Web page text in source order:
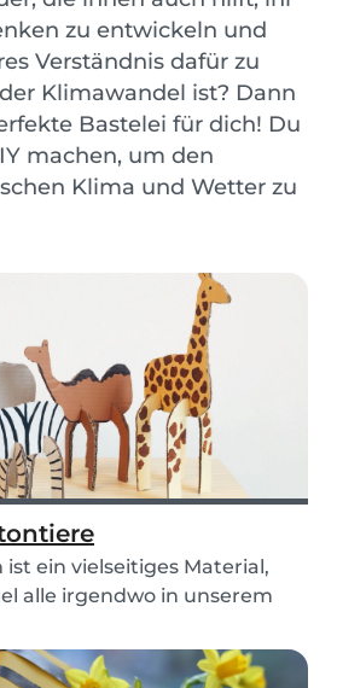
zu entwickeln und
Verständnis dafür zu
Klimawandel ist? Dann
Bastelei für dich! Du
machen, um den
Klima und Wetter zu
ein vielseitiges Material,
alle irgendwo in unserem